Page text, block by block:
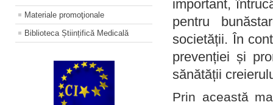
Materiale promoţionale
Biblioteca Științifică Medicală
important,
pentru
societății. În
prevenției și
sănătății
Prin această